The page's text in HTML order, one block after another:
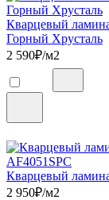
Кварцевый
Горный Хрусталь
2 590₽/м2
Кварцевый
2 950₽/м2